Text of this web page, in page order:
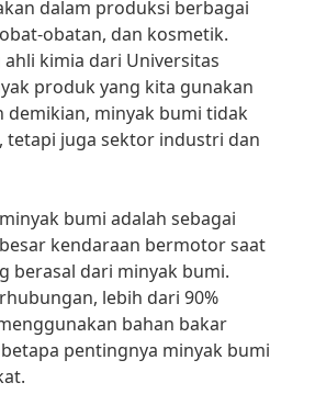
dalam produksi berbagai
obatan, dan kosmetik.
kimia dari Universitas
produk yang kita gunakan
demikian, minyak bumi tidak
tetapi juga sektor industri dan
bumi adalah sebagai
kendaraan bermotor saat
berasal dari minyak bumi.
lebih dari 90%
bahan bakar
pentingnya minyak bumi